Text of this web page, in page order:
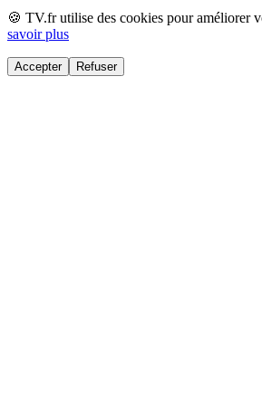
🍪 TV.fr utilise des cookies pour améliorer
savoir plus
Accepter Refuser